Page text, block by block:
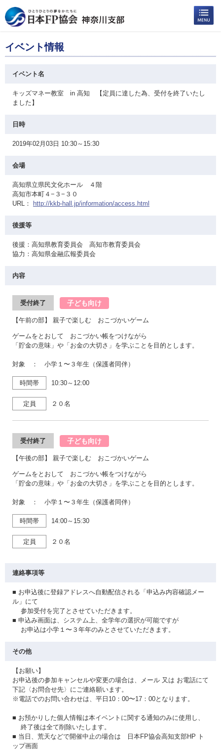
イベント情報
イベント名
キッズマネー教室 in 高知 【定員に達した為、受付を終了いたし
ました】
日時
2019年02月03日 10:30～15:30
会場
高知県立県民文化ホール ４階
高知市本町４−３−３０
URL：
http://kkb-hall.jp/information/access.html
後援等
後援：高知県教育委員会 高知市教育委員会
協力：高知県金融広報委員会
内容
受付終了 子ども向け
【午前の部】 親子で楽しむ おこづかいゲーム
ゲームをとおして おこづかい帳をつけながら
「貯金の意味」や「お金の大切さ」を学ぶことを目的とします。
対象 ： 小学１〜３年生（保護者同伴）
時間帯 10:30～12:00
定員 ２０名
受付終了 子ども向け
【午後の部】 親子で楽しむ おこづかいゲーム
ゲームをとおして おこづかい帳をつけながら
「貯金の意味」や「お金の大切さ」を学ぶことを目的とします。
対象 ： 小学１〜３年生（保護者同伴）
時間帯 14:00～15:30
定員 ２０名
連絡事項等
■ お申込後に登録アドレスへ自動配信される「申込み内容確認メー
ル」にて
参加受付を完了とさせていただきます。
■ 申込み画面は、システム上、全学年の選択が可能ですが
お申込は小学１〜３年年のみとさせていただきます。
その他
【お願い】
お申込後の参加キャンセルや変更の場合は、メール 又は お電話にて
下記〈お問合せ先〉にご連絡願います。
※電話でのお問い合わせは、平日10：00〜17：00となります。
■ お預かりした個人情報は本イベントに関する通知のみに使用し、
終了後は全て削除いたします。
■ 当日、荒天などで開催中止の場合は 日本FP協会高知支部HP ト
ップ画面